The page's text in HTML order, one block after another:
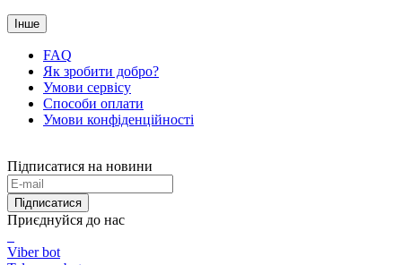
Інше
FAQ
Як зробити добро?
Умови сервісу
Способи оплати
Умови конфіденційності
Підписатися на новини
Підписатися
Приєднуйся до нас
Viber bot